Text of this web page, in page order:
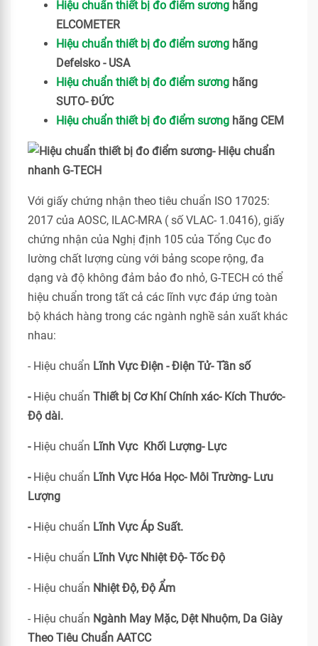
Hiệu chuẩn thiết bị đo điểm sương hãng
ELCOMETER
Hiệu chuẩn thiết bị đo điểm sương hãng
Defelsko - USA
Hiệu chuẩn thiết bị đo điểm sương hãng
SUTO- ĐỨC
Hiệu chuẩn thiết bị đo điểm sương hãng CEM
Với giấy chứng nhận theo tiêu chuẩn ISO 17025:
2017 của AOSC, ILAC-MRA ( số VLAC- 1.0416), giấy
chứng nhận của Nghị định 105 của Tổng Cục đo
lường chất lượng cùng với bảng scope rộng, đa
dạng và độ không đảm bảo đo nhỏ, G-TECH có thể
hiệu chuẩn trong tất cả các lĩnh vực đáp ứng toàn
bộ khách hàng trong các ngành nghề sản xuất khác
nhau:
- Hiệu chuẩn Lĩnh Vực Điện - Điện Tử- Tần số
- Hiệu chuẩn Thiết bị Cơ Khí Chính xác- Kích Thước-
Độ dài.
- Hiệu chuẩn Lĩnh Vực Khối Lượng- Lực
- Hiệu chuẩn Lĩnh Vực Hóa Học- Môi Trường- Lưu
Lượng
- Hiệu chuẩn Lĩnh Vực Áp Suất.
-Hiệu chuẩn Lĩnh Vực Nhiệt Độ- Tốc Độ
- Hiệu chuẩn Nhiệt Độ, Độ Ẩm
- Hiệu chuẩn Ngành May Mặc, Dệt Nhuộm, Da Giày
Theo Tiêu Chuẩn AATCC